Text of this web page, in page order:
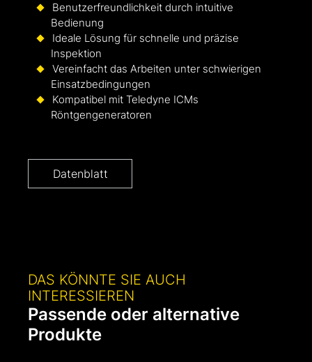
Benutzerfreundlichkeit durch intuitive
Bedienung
Ideale Lösung für schnelle und präzise
Inspektion
Vereinfacht das Arbeiten unter schwierigen
Einsatzbedingungen
Kompatibel mit Teledyne ICMs
Röntgengeneratoren
Datenblatt
Passende oder alternative
Produkte
DAS KÖNNTE SIE AUCH
INTERESSIEREN